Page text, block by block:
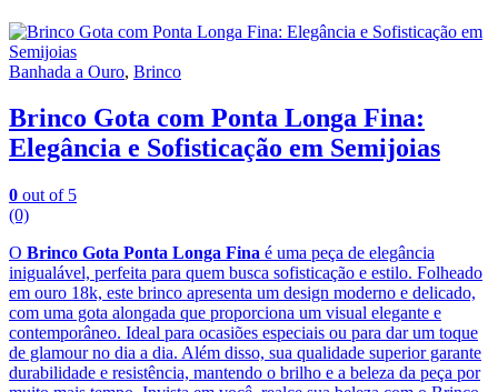
Banhada a Ouro, Brinco
Brinco Gota com Ponta Longa Fina:
Elegância e Sofisticação em Semijoias
0 out of 5
(0)
O Brinco Gota Ponta Longa Fina é uma peça de elegância
inigualável, perfeita para quem busca sofisticação e estilo. Folheado
em ouro 18k, este brinco apresenta um design moderno e delicado,
com uma gota alongada que proporciona um visual elegante e
contemporâneo. Ideal para ocasiões especiais ou para dar um toque
de glamour no dia a dia. Além disso, sua qualidade superior garante
durabilidade e resistência, mantendo o brilho e a beleza da peça por